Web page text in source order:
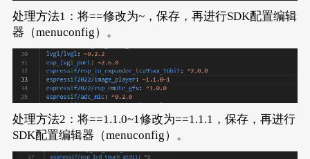
处理方法1：将==修改为~，保存，再进行SDK配置编辑
器（menuconfig）。
处理方法2：将==1.1.0~1修改为==1.1.1，保存，再进行
SDK配置编辑器（menuconfig）。